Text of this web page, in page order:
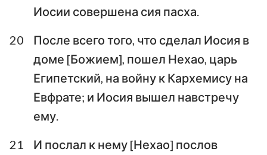
Иосии совершена сия пасха.
20
После всего того, что сделал Иосия в
доме [Божием], пошел Нехао, царь
Египетский, на войну к Кархемису на
Евфрате; и Иосия вышел навстречу
ему.
21
И послал к нему [Нехао] послов